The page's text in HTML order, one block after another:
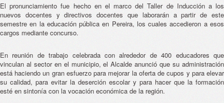
El pronunciamiento fue hecho en el marco del Taller de Inducción a los
nuevos docentes y directivos docentes que laborarán a partir de este
semestre en la educación pública en Pereira, los cuales accedieron a esos
cargos mediante concurso.
En reunión de trabajo celebrada con alrededor de 400 educadores que
vinculan al sector en el municipio, el Alcalde anunció que su administración
está haciendo un gran esfuerzo para mejorar la oferta de cupos y para elevar
su calidad, para evitar la deserción escolar y para hacer que la formación
esté en sintonía con la vocación económica de la región.